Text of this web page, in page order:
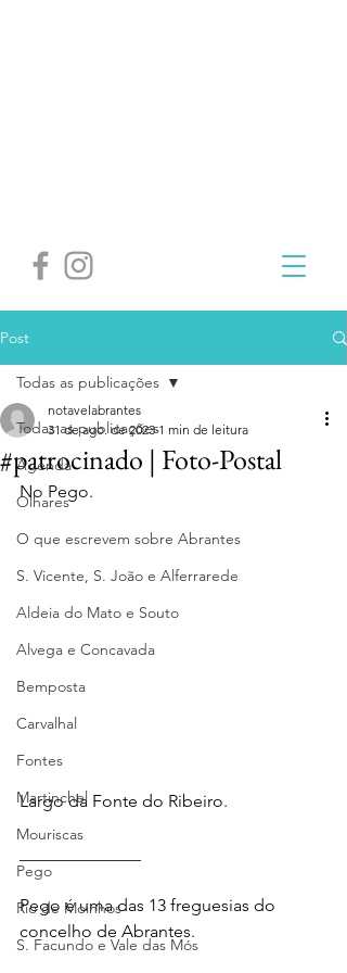
Post
Todas as publicações
Agenda
Olhares
O que escrevem sobre Abrantes
S. Vicente, S. João e Alferrarede
Aldeia do Mato e Souto
Alvega e Concavada
Bemposta
Carvalhal
Fontes
Martinchel
Mouriscas
Pego
Rio de Moinhos
S. Facundo e Vale das Mós
Todas as publicações
#patrocinado | Foto-Postal
notavelabrantes
31 de ago. de 2023 1 min de leitura
No Pego.
Largo da Fonte do Ribeiro.
Pego é uma das 13 freguesias do
concelho de Abrantes.